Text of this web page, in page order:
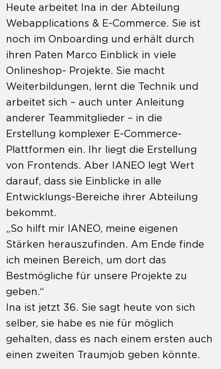
Heute arbeitet Ina in der Abteilung
Webapplications & E-Commerce. Sie ist
noch im Onboarding und erhält durch
ihren Paten Marco Einblick in viele
Onlineshop- Projekte. Sie macht
Weiterbildungen, lernt die Technik und
arbeitet sich – auch unter Anleitung
anderer Teammitglieder – in die
Erstellung komplexer E-Commerce-
Plattformen ein. Ihr liegt die Erstellung
von Frontends. Aber IANEO legt Wert
darauf, dass sie Einblicke in alle
Entwicklungs-Bereiche ihrer Abteilung
bekommt.
„So hilft mir IANEO, meine eigenen
Stärken herauszufinden. Am Ende finde
ich meinen Bereich, um dort das
Bestmögliche für unsere Projekte zu
geben.“
Ina ist jetzt 36. Sie sagt heute von sich
selber, sie habe es nie für möglich
gehalten, dass es nach einem ersten auch
einen zweiten Traumjob geben könnte.